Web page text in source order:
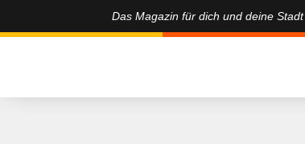
Das Magazin für dich und deine Stadt